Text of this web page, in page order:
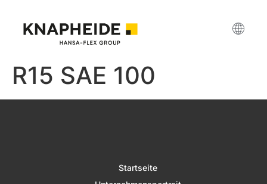
R15 SAE 100
Startseite